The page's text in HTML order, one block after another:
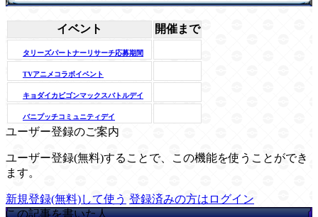
イベント 開催まで
タリーズパートナーリサーチ応募期間
TVアニメコラボイベント
キョダイカビゴンマックスバトルデイ
バニプッチコミュニティデイ
ユーザー登録のご案内
ユーザー登録(無料)することで、この機能を使うことができ
ます。
新規登録(無料)して使う 登録済みの方はログイン
この記事を書いた人